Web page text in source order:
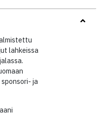
lahkeissa
ja